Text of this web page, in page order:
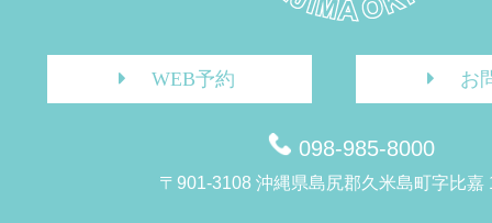
WEB予約 お
098-985-8000
〒901-3108 沖縄県島尻郡久米島町字比嘉